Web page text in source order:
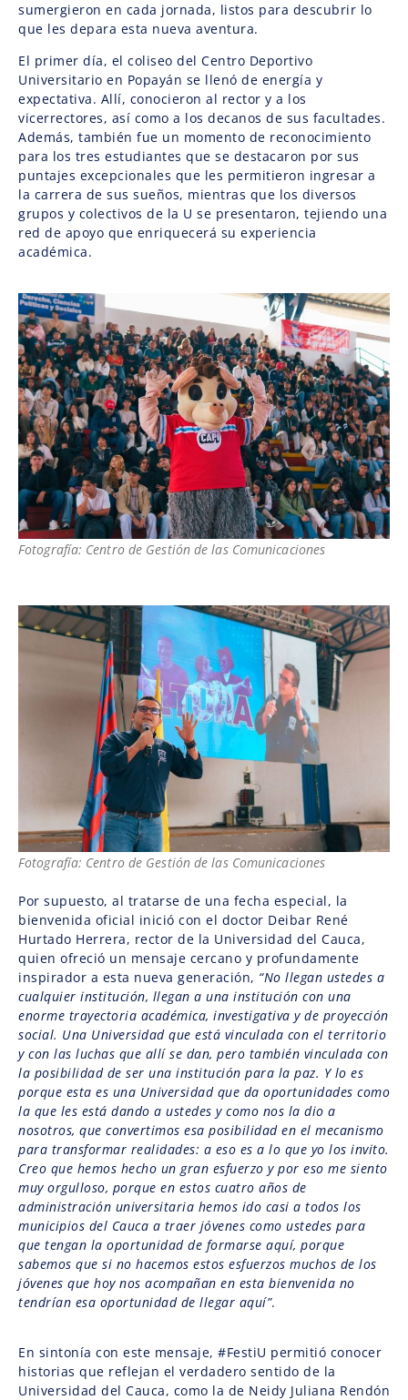
sumergieron en cada jornada, listos para descubrir lo
que les depara esta nueva aventura.
El primer día, el coliseo del Centro Deportivo
Universitario en Popayán se llenó de energía y
expectativa. Allí, conocieron al rector y a los
vicerrectores, así como a los decanos de sus facultades.
Además, también fue un momento de reconocimiento
para los tres estudiantes que se destacaron por sus
puntajes excepcionales que les permitieron ingresar a
la carrera de sus sueños, mientras que los diversos
grupos y colectivos de la U se presentaron, tejiendo una
red de apoyo que enriquecerá su experiencia
académica.
Fotografía: Centro de Gestión de las Comunicaciones
Fotografía: Centro de Gestión de las Comunicaciones
Por supuesto, al tratarse de una fecha especial, la
bienvenida oficial inició con el doctor Deibar René
Hurtado Herrera, rector de la Universidad del Cauca,
quien ofreció un mensaje cercano y profundamente
inspirador a esta nueva generación, “No llegan ustedes a
cualquier institución, llegan a una institución con una
enorme trayectoria académica, investigativa y de proyección
social. Una Universidad que está vinculada con el territorio
y con las luchas que allí se dan, pero también vinculada con
la posibilidad de ser una institución para la paz. Y lo es
porque esta es una Universidad que da oportunidades como
la que les está dando a ustedes y como nos la dio a
nosotros, que convertimos esa posibilidad en el mecanismo
para transformar realidades: a eso es a lo que yo los invito.
Creo que hemos hecho un gran esfuerzo y por eso me siento
muy orgulloso, porque en estos cuatro años de
administración universitaria hemos ido casi a todos los
municipios del Cauca a traer jóvenes como ustedes para
que tengan la oportunidad de formarse aquí, porque
sabemos que si no hacemos estos esfuerzos muchos de los
jóvenes que hoy nos acompañan en esta bienvenida no
tendrían esa oportunidad de llegar aquí”.
En sintonía con este mensaje, #FestiU permitió conocer
historias que reflejan el verdadero sentido de la
Universidad del Cauca, como la de Neidy Juliana Rendón